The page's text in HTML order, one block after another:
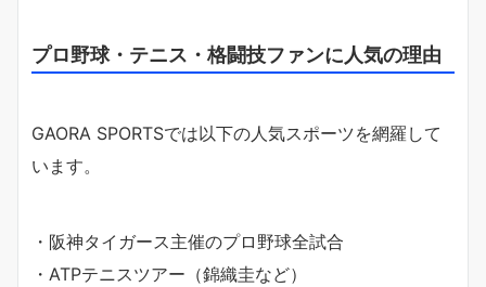
プロ野球・テニス・格闘技ファンに人気の理由
GAORA SPORTSでは以下の人気スポーツを網羅して
います。
・阪神タイガース主催のプロ野球全試合
・ATPテニスツアー（錦織圭など）